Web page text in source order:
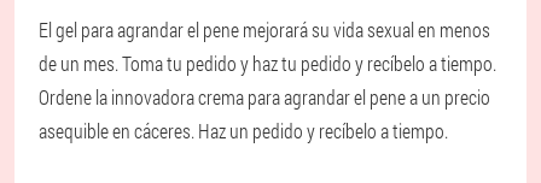
El gel para agrandar el pene mejorará su vida sexual en menos
de un mes. Toma tu pedido y haz tu pedido y recíbelo a tiempo.
Ordene la innovadora crema para agrandar el pene a un precio
asequible en cáceres. Haz un pedido y recíbelo a tiempo.